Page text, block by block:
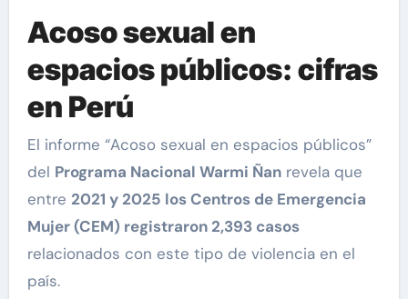
Acoso sexual en
espacios públicos: cifras
en Perú
El informe “Acoso sexual en espacios públicos”
del Programa Nacional Warmi Ñanrevela que
entre 2021 y 2025 los Centros de Emergencia
Mujer (CEM) registraron 2,393 casos
relacionados con este tipo de violencia en el
país.